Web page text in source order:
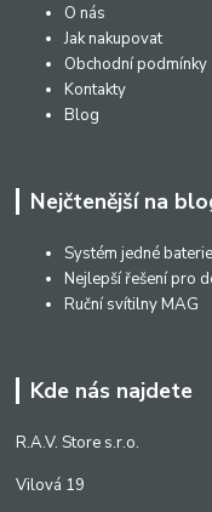
O nás
Jak nakupovat
Obchodní podmínky
Kontakty
Blog
Nejčtenější na
Systém jedné
Nejlepší řešení pro
Ruční svítilny MAG
Kde nás najdete
R.A.V. Store s.r.o.
Vilová 19